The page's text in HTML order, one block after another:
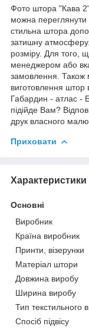
Фото штора "Кава
можна
стильна штора
затишну
розміру. Для того,
менеджером або
замовлення. Також
виготовлення штор
Габардин - атлас -
підійде Вам?
друк власного
Приховати
Характеристики
Основні
Виробник
Країна виробник
Принти, візерунки
Матеріал штори
Довжина виробу
Ширина виробу
Тип текстильного
Спосіб підвісу